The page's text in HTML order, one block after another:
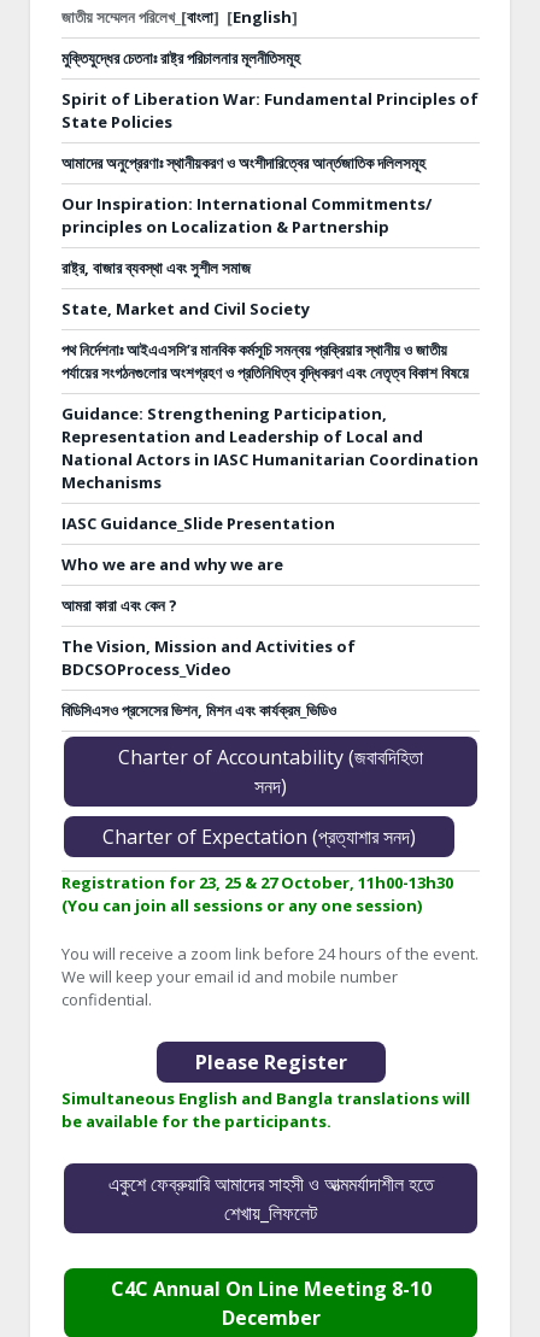
জাতীয় সম্মেলন পরিলেখ_[বাংলা] [English]
মুক্তিযুদ্ধের চেতনাঃ রাষ্ট্র পরিচালনার মূলনীতিসমূহ
Spirit of Liberation War: Fundamental Principles of
State Policies
আমাদের অনুপ্রেরণাঃ স্থানীয়করণ ও অংশীদারিত্বের আর্ন্তজাতিক দলিলসমূহ
Our Inspiration: International Commitments/
principles on Localization & Partnership
রাষ্ট্র, বাজার ব্যবস্থা এবং সুশীল সমাজ
State, Market and Civil Society
পথ নির্দেশনাঃআইএএসসি’র মানবিক কর্মসূচি সমন্বয় প্রক্রিয়ার স্থানীয় ও জাতীয়
পর্যায়ের সংগঠনগুলোর অংশগ্রহণ ও প্রতিনিধিত্ব বৃদ্ধিকরণ এবং নেতৃত্ব বিকাশ বিষয়ে
Guidance: Strengthening Participation,
Representation and Leadership of Local and
National Actors in IASC Humanitarian Coordination
Mechanisms
IASC Guidance_Slide Presentation
Who we are and why we are
আমরা কারা এবং কেন ?
The Vision, Mission and Activities of
BDCSOProcess_Video
বিডিসিএসও প্রসেসের ভিশন, মিশন এবং কার্যক্রম_ভিডিও
Charter of Accountability (জবাবদিহিতা
সনদ)
Charter of Expectation (প্রত্যাশার সনদ)
Registration for 23, 25 & 27 October, 11h00-13h30
(You can join all sessions or any one session)
You will receive a zoom link before 24 hours of the event.
We will keep your email id and mobile number
confidential.
Please Register
Simultaneous English and Bangla translations will
be available for the participants.
একুশে ফেব্রুয়ারি আমাদের সাহসী ও আত্মমর্যাদাশীল হতে
শেখায়_লিফলেট
C4C Annual On Line Meeting 8-10
December